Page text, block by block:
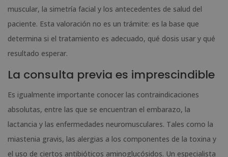
muscular, la simetría facial y los antecedentes de salud del
paciente. Esta valoración no es un trámite: es la base que
determina si el tratamiento es adecuado, qué dosis usar y qué
resultado esperar.
La consulta previa es imprescindible
Es igualmente importante conocer las contraindicaciones
absolutas, entre las que se encuentran el embarazo, la
lactancia y las enfermedades neuromusculares. Tales como la
miastenia gravis, las alergias a los componentes de la toxina y
el uso de ciertos antibióticos aminoglucósidos. Un especialista